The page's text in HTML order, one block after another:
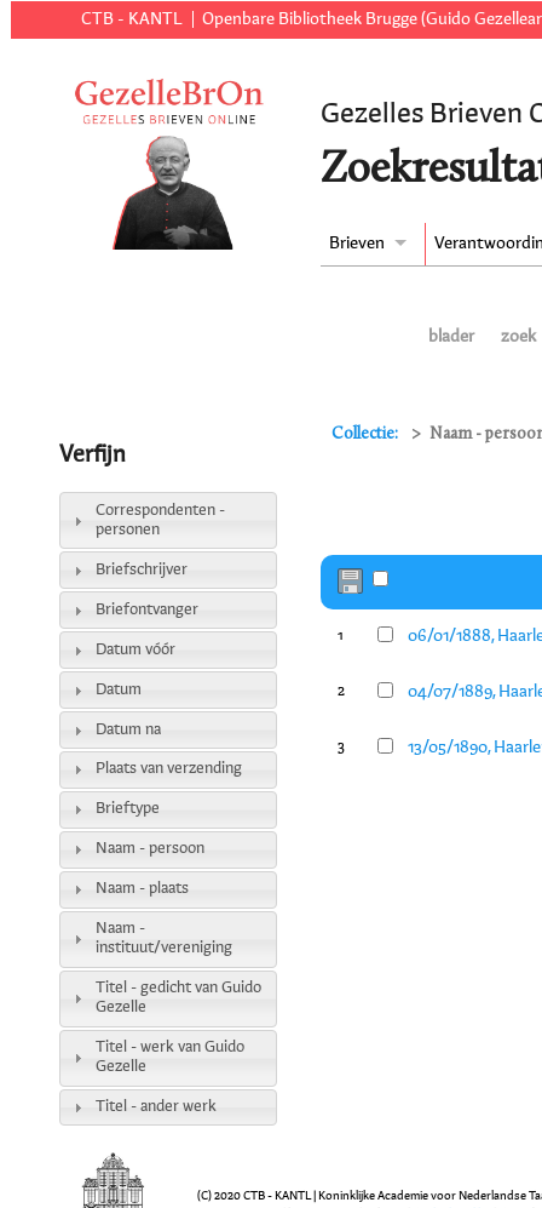
CTB - KANTL Openbare Bibliotheek Brugge (Guido
Gezelles Brieven
Brieven
blader zoek
Collectie: Naam -
1 06/01/1888,
2 04/07/1889,
3 13/05/1890,
Verfijn
Correspondenten -
personen
Briefschrijver
Briefontvanger
Datum vóór
Datum
Datum na
Plaats van verzending
Brieftype
Naam - persoon
Naam - plaats
Naam -
instituut/vereniging
Titel - gedicht van Guido
Gezelle
Titel - werk van Guido
Gezelle
Titel - ander werk
(C) 2020 CTB - KANTL | Koninklijke Academie voor Nederlandse